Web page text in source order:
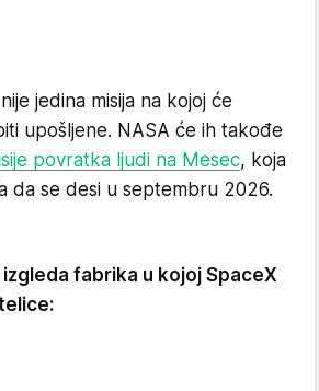
jedina misija na kojoj će
upošljene. NASA će ih takođe
povratka ljudi na Mesec, koja
da se desi u septembru 2026.
fabrika u kojoj SpaceX